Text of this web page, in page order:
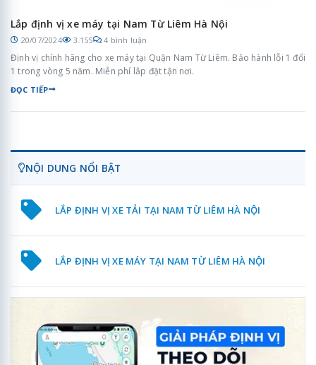
Lắp định vị xe máy tại Nam Từ Liêm Hà Nội
20/07/2024 3.155 4 bình luận
Định vị chính hãng cho xe máy tại Quận Nam Từ Liêm. Bảo hành lỗi 1 đổi
1 trong vòng 5 năm. Miễn phí lắp đặt tận nơi.
ĐỌC TIẾP
NỘI DUNG NỔI BẬT
LẮP ĐỊNH VỊ XE TẢI TẠI NAM TỪ LIÊM HÀ NỘI
LẮP ĐỊNH VỊ XE MÁY TẠI NAM TỪ LIÊM HÀ NỘI